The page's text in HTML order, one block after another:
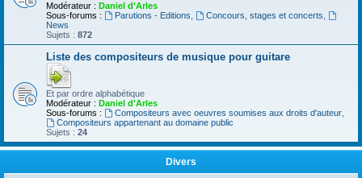
Modérateur : Daniel d'Arles
Sous-forums :
Parutions - Editions Concours, stages et concerts
News
Sujets : 872
Liste des compositeurs de musique pour guitare
Et par ordre alphabétique
Modérateur : Daniel d'Arles
Sous-forums :
Compositeurs avec oeuvres soumises aux droits d'auteur,
Compositeurs appartenant au domaine public
Sujets : 24
Divers